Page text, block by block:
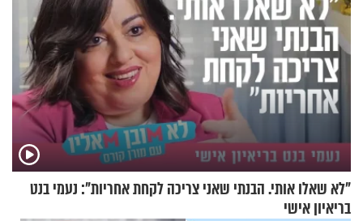
"לא שאלו אותי. הבנתי שאני צריכה לקחת אחריות": נעמי בנט
בריאיון אישי